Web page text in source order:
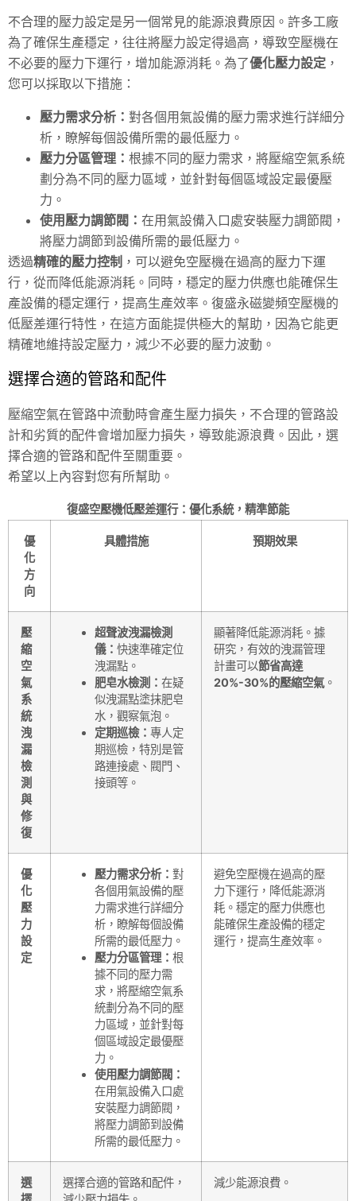
不合理的壓力設定是另一個常見的能源浪費原因。許多工廠
為了確保生產穩定，往往將壓力設定得過高，導致空壓機在
不必要的壓力下運行，增加能源消耗。為了優化壓力設定 ，
您可以採取以下措施：
壓力需求分析： 對各個用氣設備的壓力需求進行詳細分
析，瞭解每個設備所需的最低壓力。
壓力分區管理： 根據不同的壓力需求，將壓縮空氣系統
劃分為不同的壓力區域，並針對每個區域設定最優壓
力。
使用壓力調節閥： 在用氣設備入口處安裝壓力調節閥，
將壓力調節到設備所需的最低壓力。
透過精確的壓力控制 ，可以避免空壓機在過高的壓力下運
行，從而降低能源消耗。同時，穩定的壓力供應也能確保生
產設備的穩定運行，提高生產效率。復盛永磁變頻空壓機的
低壓差運行特性，在這方面能提供極大的幫助，因為它能更
精確地維持設定壓力，減少不必要的壓力波動。
選擇合適的管路和配件
壓縮空氣在管路中流動時會產生壓力損失，不合理的管路設
計和劣質的配件會增加壓力損失，導致能源浪費。因此，選
擇合適的管路和配件至關重要。
希望以上內容對您有所幫助。
復盛空壓機低壓差運行：優化系統，精準節能
優
化
方
向
具體措施 預期效果
壓
縮
空
氣
系
統
洩
漏
檢
測
與
修
復
超聲波洩漏檢測
儀： 快速準確定位
洩漏點。
肥皂水檢測： 在疑
似洩漏點塗抹肥皂
水，觀察氣泡。
定期巡檢： 專人定
期巡檢，特別是管
路連接處、閥門、
接頭等。
顯著降低能源消耗。據
研究，有效的洩漏管理
計畫可以節省高達
20%-30%的壓縮空氣 。
優
化
壓
力
設
定
壓力需求分析： 對
各個用氣設備的壓
力需求進行詳細分
析，瞭解每個設備
所需的最低壓力。
壓力分區管理： 根
據不同的壓力需
求，將壓縮空氣系
統劃分為不同的壓
力區域，並針對每
個區域設定最優壓
力。
使用壓力調節閥：
在用氣設備入口處
安裝壓力調節閥，
將壓力調節到設備
所需的最低壓力。
避免空壓機在過高的壓
力下運行，降低能源消
耗。穩定的壓力供應也
能確保生產設備的穩定
運行，提高生產效率。
選
選擇合適的管路和配件，
減少能源浪費。